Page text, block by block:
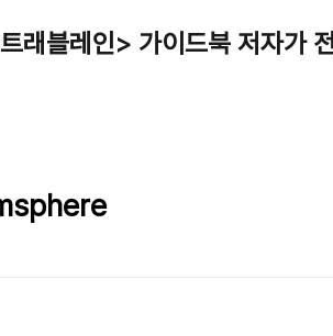
래블레인> 가이드북 저자가